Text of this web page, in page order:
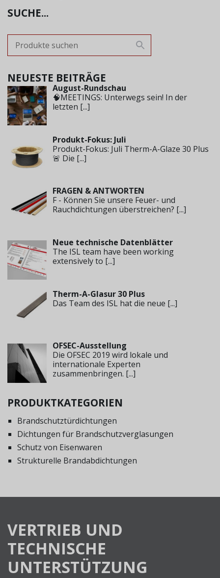
SUCHE...
NEUESTE BEITRÄGE
August-Rundschau
🧠MEETINGS: Unterwegs sein! In der
letzten [...]
Produkt-Fokus: Juli
Produkt-Fokus: Juli Therm-A-Glaze 30 Plus
🚨 Die [...]
FRAGEN & ANTWORTEN
F - Können Sie unsere Feuer- und
Rauchdichtungen überstreichen? [...]
Neue technische Datenblätter
The ISL team have been working
extensively to [...]
Therm-A-Glasur 30 Plus
Das Team des ISL hat die neue [...]
OFSEC-Ausstellung
Die OFSEC 2019 wird lokale und
internationale Experten
zusammenbringen. [...]
PRODUKTKATEGORIEN
Brandschutztürdichtungen
Dichtungen für Brandschutzverglasungen
Schutz von Eisenwaren
Strukturelle Brandabdichtungen
VERTRIEB UND
TECHNISCHE
UNTERSTÜTZUNG